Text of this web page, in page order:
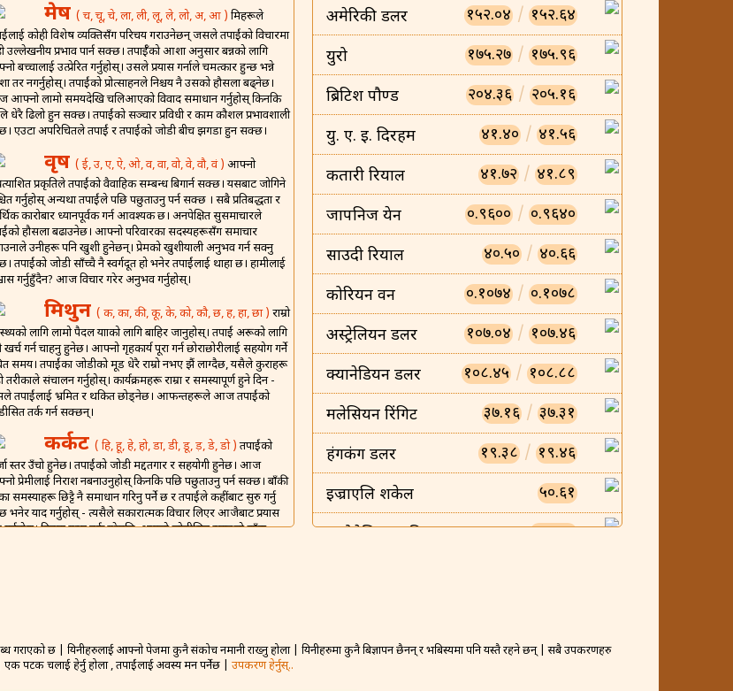
मेष( च, चू, चे, ला, ली, लू, ले, लो, अ, आ )मित्रहरूले
कोही विशेष व्यक्तिसँग परिचय गराउनेछन् जसले तपाईंको विचारमा
उल्लेखनीय प्रभाव पार्न सक्छ। तपाईँको आशा अनुसार बन्नको लागि
बच्चालाई उत्प्रेरित गर्नुहोस्। उसले प्रयास गर्नाले चमत्कार हुन्छ भन्ने
तर नगर्नुहोस्। तपाईंको प्रोत्साहनले निश्चय नै उसको हौसला बढ्नेछ।
लामो समयदेखि चलिआएको विवाद समाधान गर्नुहोस् किनकि
धेरै ढिलो हुन सक्छ। तपाईंको सञ्चार प्रविधी र काम कौशल प्रभावशाली
एउटा अपरिचितले तपाईं र तपाईंको जोडी बीच झगडा हुन सक्छ।
वृष( ई, उ, ए, ऐ, ओ, व, वा, वो, वे, वौ, वं )आफ्नो
प्रकृतिले तपाईंको वैवाहिक सम्बन्ध बिगार्न सक्छ। यसबाट जोगिने
गर्नुहोस् अन्यथा तपाईंले पछि पछुताउनु पर्न सक्छ । सबै प्रतिबद्धता र
कारोबार ध्यानपूर्वक गर्न आवश्यक छ। अनपेक्षित सुसमाचारले
हौसला बढाउनेछ। आफ्नो परिवारका सदस्यहरूसँग समाचार
उनीहरू पनि खुशी हुनेछन्। प्रेमको खुशीयाली अनुभव गर्न सक्नु
तपाईंको जोडी साँच्चै नै स्वर्गदूत हो भनेर तपाईंलाई थाहा छ। हामीलाई
गर्नुहुँदैन? आज विचार गरेर अनुभव गर्नुहोस्।
मिथुन( क, का, की, कू, के, को, कौ, छ, ह, हा, छा )राम्रो
लागि लामो पैदल यात्राको लागि बाहिर जानुहोस्। तपाईं अरूको लागि
खर्च गर्न चाहनु हुनेछ। आफ्नो गृहकार्य पूरा गर्न छोराछोरीलाई सहयोग गर्ने
समय। तपाईंका जोडीको मूड धेरै राम्रो नभए झैं लाग्दैछ, यसैले कुराहरू
तरीकाले संचालन गर्नुहोस्। कार्यक्रमहरू राम्रा र समस्यापूर्ण हुने दिन -
तपाईंलाई भ्रमित र थकित छोड्नेछ। आफन्तहरूले आज तपाईंको
तर्क गर्न सक्छन्।
कर्कट( हि, हू, हे, हो, डा, डी, डू, ड़, डे, डो )तपाईंको
स्तर उँचो हुनेछ। तपाईंको जोडी मद्दतगार र सहयोगी हुनेछ। आज
प्रेमीलाई निराश नबनाउनुहोस् किनकि पछि पछुताउनु पर्न सक्छ। बाँकी
समस्याहरू छिट्टै नै समाधान गरिनु पर्ने छ र तपाईंले कहींबाट सुरु गर्नु
भनेर याद गर्नुहोस् - त्यसैले सकारात्मक विचार लिएर आजैबाट प्रयास
दिनमा गरम तर्क गरेपछि, आफ्नो जोडीसित रमाइलो साँझ
उठेर पछि पछुताउनु पर्ने कुरा बोल्न सक्नुहुन्छ - केही बोल्नु अघि राम्ररी
यो विवाहको उज्यालो पक्ष अनुभव गर्ने दिन हो।
अमेरिकी डलर १५२.०४ / १५२.६४
युरो १७५.२७ / १७५.९६
ब्रिटिश पौण्ड २०४.३६ / २०५.१६
यु. ए. इ. दिरहम ४१.४० / ४१.५६
कतारी रियाल ४१.७२ / ४१.८९
जापनिज येन ०.९६०० / ०.९६४०
साउदी रियाल ४०.५० / ४०.६६
कोरियन वन ०.१०७४ / ०.१०७८
अस्ट्रेलियन डलर १०७.०४ / १०७.४६
क्यानेडियन डलर १०८.४५ / १०८.८८
मलेसियन रिंगिट ३७.१६ / ३७.३१
हंगकंग डलर १९.३८ / १९.४६
इज्राएलि शकेल ५०.६१
०.००८५
बह्रैनी दिनार ४०३.२४ / ४०४.८३
गराएको छ | यिनीहरुलाई आफ्नो पेजमा कुनै संकोच नमानी राख्नु होला | यिनीहरुमा कुनै बिज्ञापन छैनन् र भबिस्यमा पनि यस्तै रहने छन् | सबै उपकरणहरु
एक पटक चलाई हेर्नु होला , तपाईंलाई अवस्य मन पर्नेछ | उपकरण हेर्नुस्..